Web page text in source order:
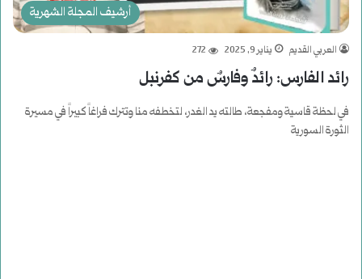
أرشيف المجلة الشهرية
العربي القديم يناير 9, 2025 272
رائد الفارس: رائدٌ وفارسٌ من كفرنبل
في لحظة قاسية ومفجعة، طالته يد الغدر، لتخطفه منا وتترك فراغاً كبيراً في مسيرة
الثورة السورية